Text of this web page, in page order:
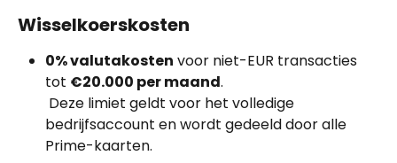
Wisselkoerskosten
0% valutakosten voor niet-EUR transacties
tot €20.000 per maand.
bedrijfsaccount en wordt gedeeld door alle
Prime-kaarten.